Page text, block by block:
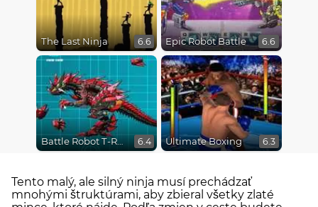
The Last Ninja 6.6 Epic Robot Battle 6.6
Battle Robot T-Rex Age 6.4 Ultimate Boxing 6.3
Tento malý, ale silný ninja musí prechádzať
mnohými štruktúrami, aby zbieral všetky zlaté